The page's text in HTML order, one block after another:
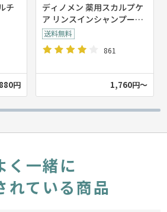
チ
円
ディノメン 薬用スカルプケ
ア リンスインシャンプー
【医薬部外品】
861
1,760円～
く一緒に
れている商品